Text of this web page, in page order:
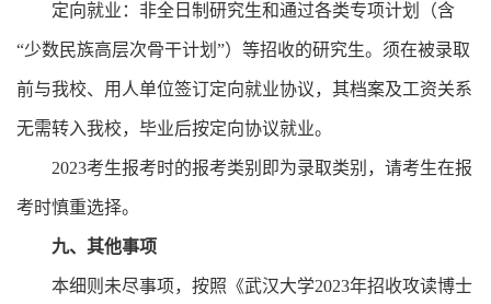
定向就业：非全日制研究生和通过各类专项计划（含
“少数民族高层次骨干计划”）等招收的研究生。须在被录取
前与我校、用人单位签订定向就业协议，其档案及工资关系
无需转入我校，毕业后按定向协议就业。
2023考生报考时的报考类别即为录取类别，请考生在报
考时慎重选择。
九、其他事项
本细则未尽事项，按照《武汉大学2023年招收攻读博士